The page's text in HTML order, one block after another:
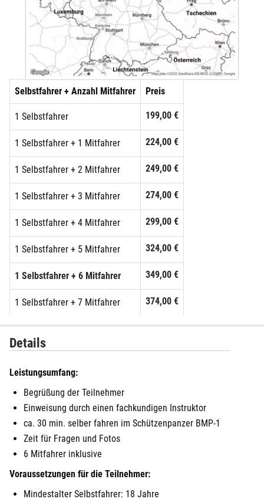
Selbstfahrer + Anzahl Mitfahrer Preis
1 Selbstfahrer 199,00 €
1 Selbstfahrer + 1 Mitfahrer 224,00 €
1 Selbstfahrer + 2 Mitfahrer 249,00 €
1 Selbstfahrer + 3 Mitfahrer 274,00 €
1 Selbstfahrer + 4 Mitfahrer 299,00 €
1 Selbstfahrer + 5 Mitfahrer 324,00 €
1 Selbstfahrer + 6 Mitfahrer 349,00 €
1 Selbstfahrer + 7 Mitfahrer 374,00 €
Details
Leistungsumfang:
Begrüßung der Teilnehmer
Einweisung durch einen fachkundigen Instruktor
ca. 30 min. selber fahren im Schützenpanzer BMP-1
Zeit für Fragen und Fotos
6 Mitfahrer inklusive
Voraussetzungen für die Teilnehmer:
Mindestalter Selbstfahrer: 18 Jahre